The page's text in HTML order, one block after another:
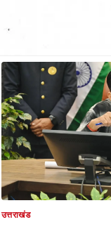
उत्तराखंड